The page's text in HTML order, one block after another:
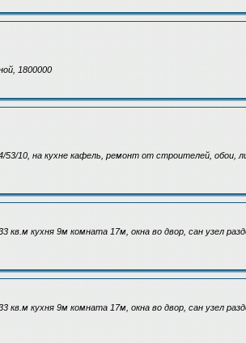
1800000
53/10, на кухне кафель, ремонт от строителей, обои,
кв.м кухня 9м комната 17м, окна во двор, сан узел
кв.м кухня 9м комната 17м, окна во двор, сан узел